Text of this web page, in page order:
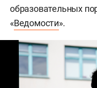
образовательных
«Ведомости».